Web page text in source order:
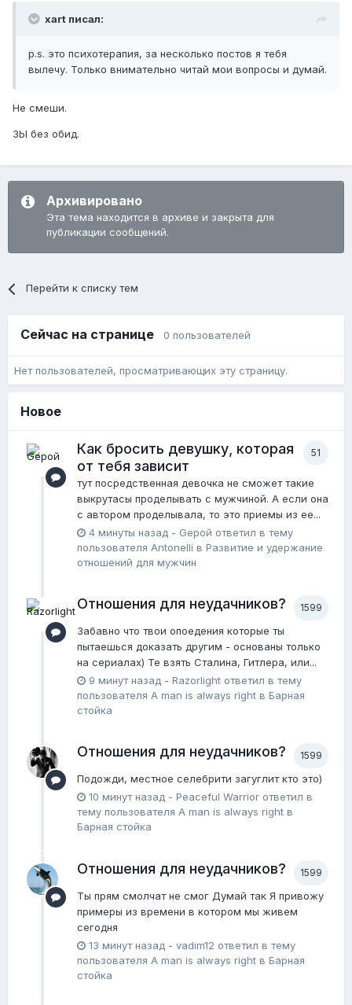
xart писал:
p.s. это психотерапия, за несколько постов я тебя
вылечу. Только внимательно читай мои вопросы и думай.
Не смеши.
ЗЫ без обид.
Архивировано
Эта тема находится в архиве и закрыта для
публикации сообщений.
Перейти к списку тем
Сейчас на странице 0 пользователей
Нет пользователей, просматривающих эту страницу.
Новое
51
Как бросить девушку, которая
от тебя зависит
тут посредственная девочка не сможет такие
выкрутасы проделывать с мужчиной. А если она
с автором проделывала, то это приемы из ее...
4 минуты назад - Gерой ответил в тему
пользователя Antonelli в Pазвитие и удержание
отношений для мужчин
1599
Отношения для неудачников?
Забавно что твои опоедения которые ты
пытаешься доказать другим - основаны только
на сериалах) Те взять Сталина, Гитлера, или...
9 минут назад - Razorlight ответил в тему
пользователя A man is always right в Барная
стойка
1599
Отношения для неудачников?
Подожди, местное селебрити загуглит кто это)
10 минут назад - Peaceful Warrior ответил в
тему пользователя A man is always right в
Барная стойка
1599
Отношения для неудачников?
Ты прям смолчат не смог Думай так Я привожу
примеры из времени в котором мы живем
сегодня
13 минут назад - vadim12 ответил в тему
пользователя A man is always right в Барная
стойка